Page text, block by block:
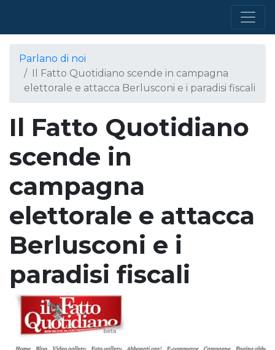
Parlano di noi
Il Fatto Quotidiano scende in campagna
elettorale e attacca Berlusconi e i paradisi fiscali
Il Fatto Quotidiano
scende in
campagna
elettorale e attacca
Berlusconi e i
paradisi fiscali